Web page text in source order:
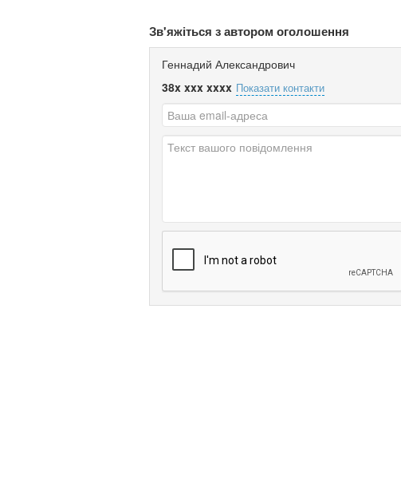
Зв'яжіться з автором оголошення
Геннадий Александрович
38x xxx xxxx Показати контакти